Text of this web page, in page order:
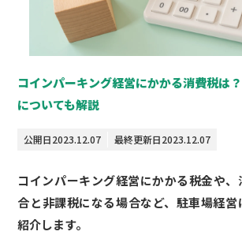
コインパーキング経営にかかる消費税は
についても解説
公開日2023.12.07 最終更新日2023.12.07
コインパーキング経営にかかる税金や
合と非課税になる場合など、駐車場経
紹介します。